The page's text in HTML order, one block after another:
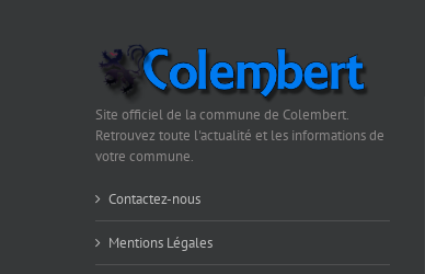
Site officiel de la commune de Colembert.
Retrouvez toute l'actualité et les informations de
votre commune.
Contactez-nous
Mentions Légales